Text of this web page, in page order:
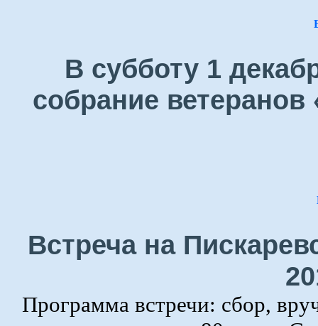
В субботу 1
собрание
Встреча на
Программа встречи: сбор,